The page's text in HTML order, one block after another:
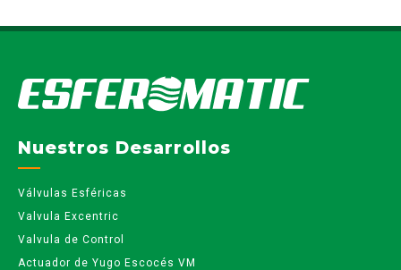
Nuestros Desarrollos
Válvulas Esféricas
Valvula Excentric
Valvula de Control
Actuador de Yugo Escocés VM